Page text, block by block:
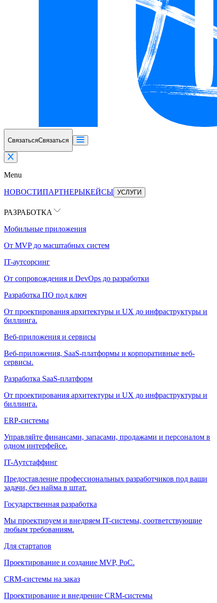
СвязатьсяСвязаться
Menu
НОВОСТИПАРТНЕРЫКЕЙСЫ УСЛУГИ
РАЗРАБОТКА
Мобильные приложения
От MVP до масштабных систем
IT-аутсорсинг
От сопровождения и DevOps до разработки
Разработка ПО под ключ
От проектирования архитектуры и UX до инфраструктуры и
биллинга.
Веб-приложения и сервисы
Веб-приложения, SaaS-платформы и корпоративные веб-
сервисы.
Разработка SaaS-платформ
От проектирования архитектуры и UX до инфраструктуры и
биллинга.
ERP-системы
Управляйте финансами, запасами, продажами и персоналом в
одном интерфейсе.
IT-Аутстаффинг
Предоставление профессиональных разработчиков под ваши
задачи, без найма в штат.
Государственная разработка
Мы проектируем и внедряем IT-системы, соответствующие
любым требованиям.
Для стартапов
Проектирование и создание MVP, PoC.
CRM-системы на заказ
Проектирование и внедрение CRM-системы